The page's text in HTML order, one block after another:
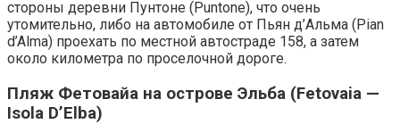
стороны деревни Пунтоне (Puntone), что очень
утомительно, либо на автомобиле от Пьян д’Альма (Pian
d’Alma) проехать по местной автостраде 158, а затем
около километра по проселочной дороге.
Пляж Фетовайа на острове Эльба (Fetovaia —
Isola D’Elba)